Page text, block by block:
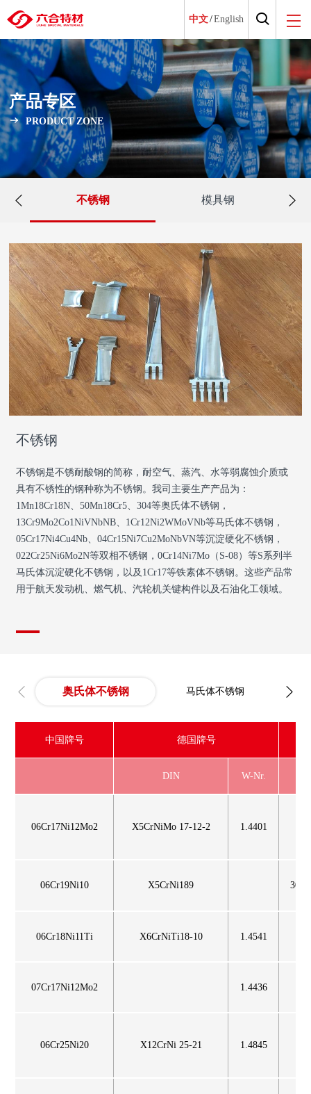
中文/English
产品专区
PRODUCT ZONE
不锈钢 模具钢
不锈钢
不锈钢是不锈耐酸钢的简称，耐空气、蒸汽、水等弱腐蚀介质或
具有不锈性的钢种称为不锈钢。我司主要生产产品为：
1Mn18Cr18N、50Mn18Cr5、304等奥氏体不锈钢，
13Cr9Mo2Co1NiVNbNB、1Cr12Ni2WMoVNb等马氏体不锈钢，
05Cr17Ni4Cu4Nb、04Cr15Ni7Cu2MoNbVN等沉淀硬化不锈钢，
022Cr25Ni6Mo2N等双相不锈钢，0Cr14Ni7Mo（S-08）等S系列半
马氏体沉淀硬化不锈钢，以及1Cr17等铁素体不锈钢。这些产品常
用于航天发动机、燃气机、汽轮机关键构件以及石油化工领域。
奥氏体不锈钢 马氏体不锈钢
中国牌号 德国牌号
DIN W-Nr.
06Cr17Ni12Mo2 X5CrNiMo 17-12-2 1.4401
06Cr19Ni10 X5CrNi189 304
06Cr18Ni11Ti X6CrNiTi18-10 1.4541
07Cr17Ni12Mo2 1.4436
06Cr25Ni20 X12CrNi 25-21 1.4845